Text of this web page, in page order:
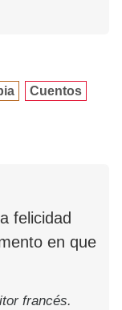
Cuentos
felicidad
en que
francés.